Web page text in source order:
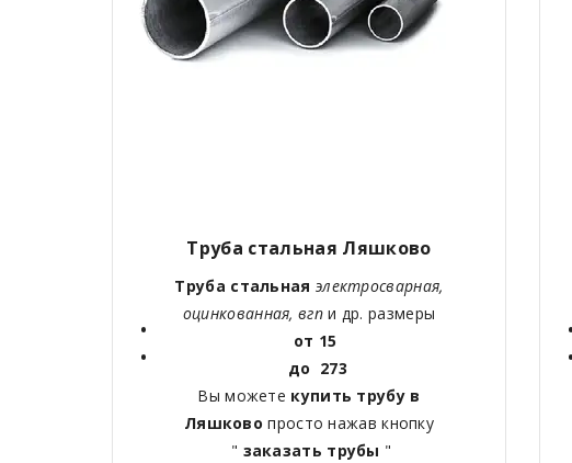
Труба стальная Ляшково
Труба стальная электросварная,
оцинкованная, вгпи др. размеры
от 15
до 273
Вы можете купить трубу в
Ляшковопросто нажав кнопку
" заказать трубы "